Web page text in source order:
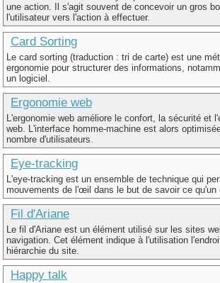
une action. Il s'agit souvent de concevoir un gros
l'utilisateur vers l'action à effectuer.
Card Sorting
Le card sorting (traduction : tri de carte) est une
ergonomie pour structurer des informations,
un logiciel.
Ergonomie web
L'ergonomie web améliore le confort, la sécurité et
web. L'interface homme-machine est alors
nombre d'utilisateurs.
Eye-tracking
L'eye-tracking est un ensemble de technique qui
mouvements de l'œil dans le but de savoir ce qu'un
Fil d'Ariane
Le fil d'Ariane est un élément utilisé sur les sites
navigation. Cet élément indique à l'utilisation
hiérarchie du site.
Happy talk